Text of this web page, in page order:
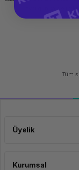
aynı gün kargo
Tüm
Üyelik
Kurumsal